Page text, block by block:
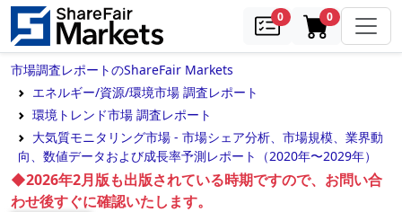
0samples0in cart
市場調査レポートのShareFair Markets
エネルギー/資源/環境市場 調査レポート
環境トレンド市場 調査レポート
大気質モニタリング市場 - 市場シェア分析、市場規模、業界動
向、数値データおよび成長率予測レポート（2020年〜2029年）
◆2026年2月版も出版されている時期ですので、お問い合
わせ後すぐに確認いたします。